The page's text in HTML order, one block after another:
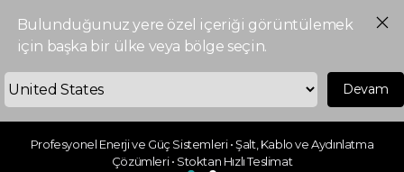
Bulunduğunuz yere özel içeriği görüntülemek
için başka bir ülke veya bölge seçin.
Devam
Profesyonel Enerji ve Güç Sistemleri • Şalt, Kablo ve Aydınlatma
Çözümleri • Stoktan Hızlı Teslimat